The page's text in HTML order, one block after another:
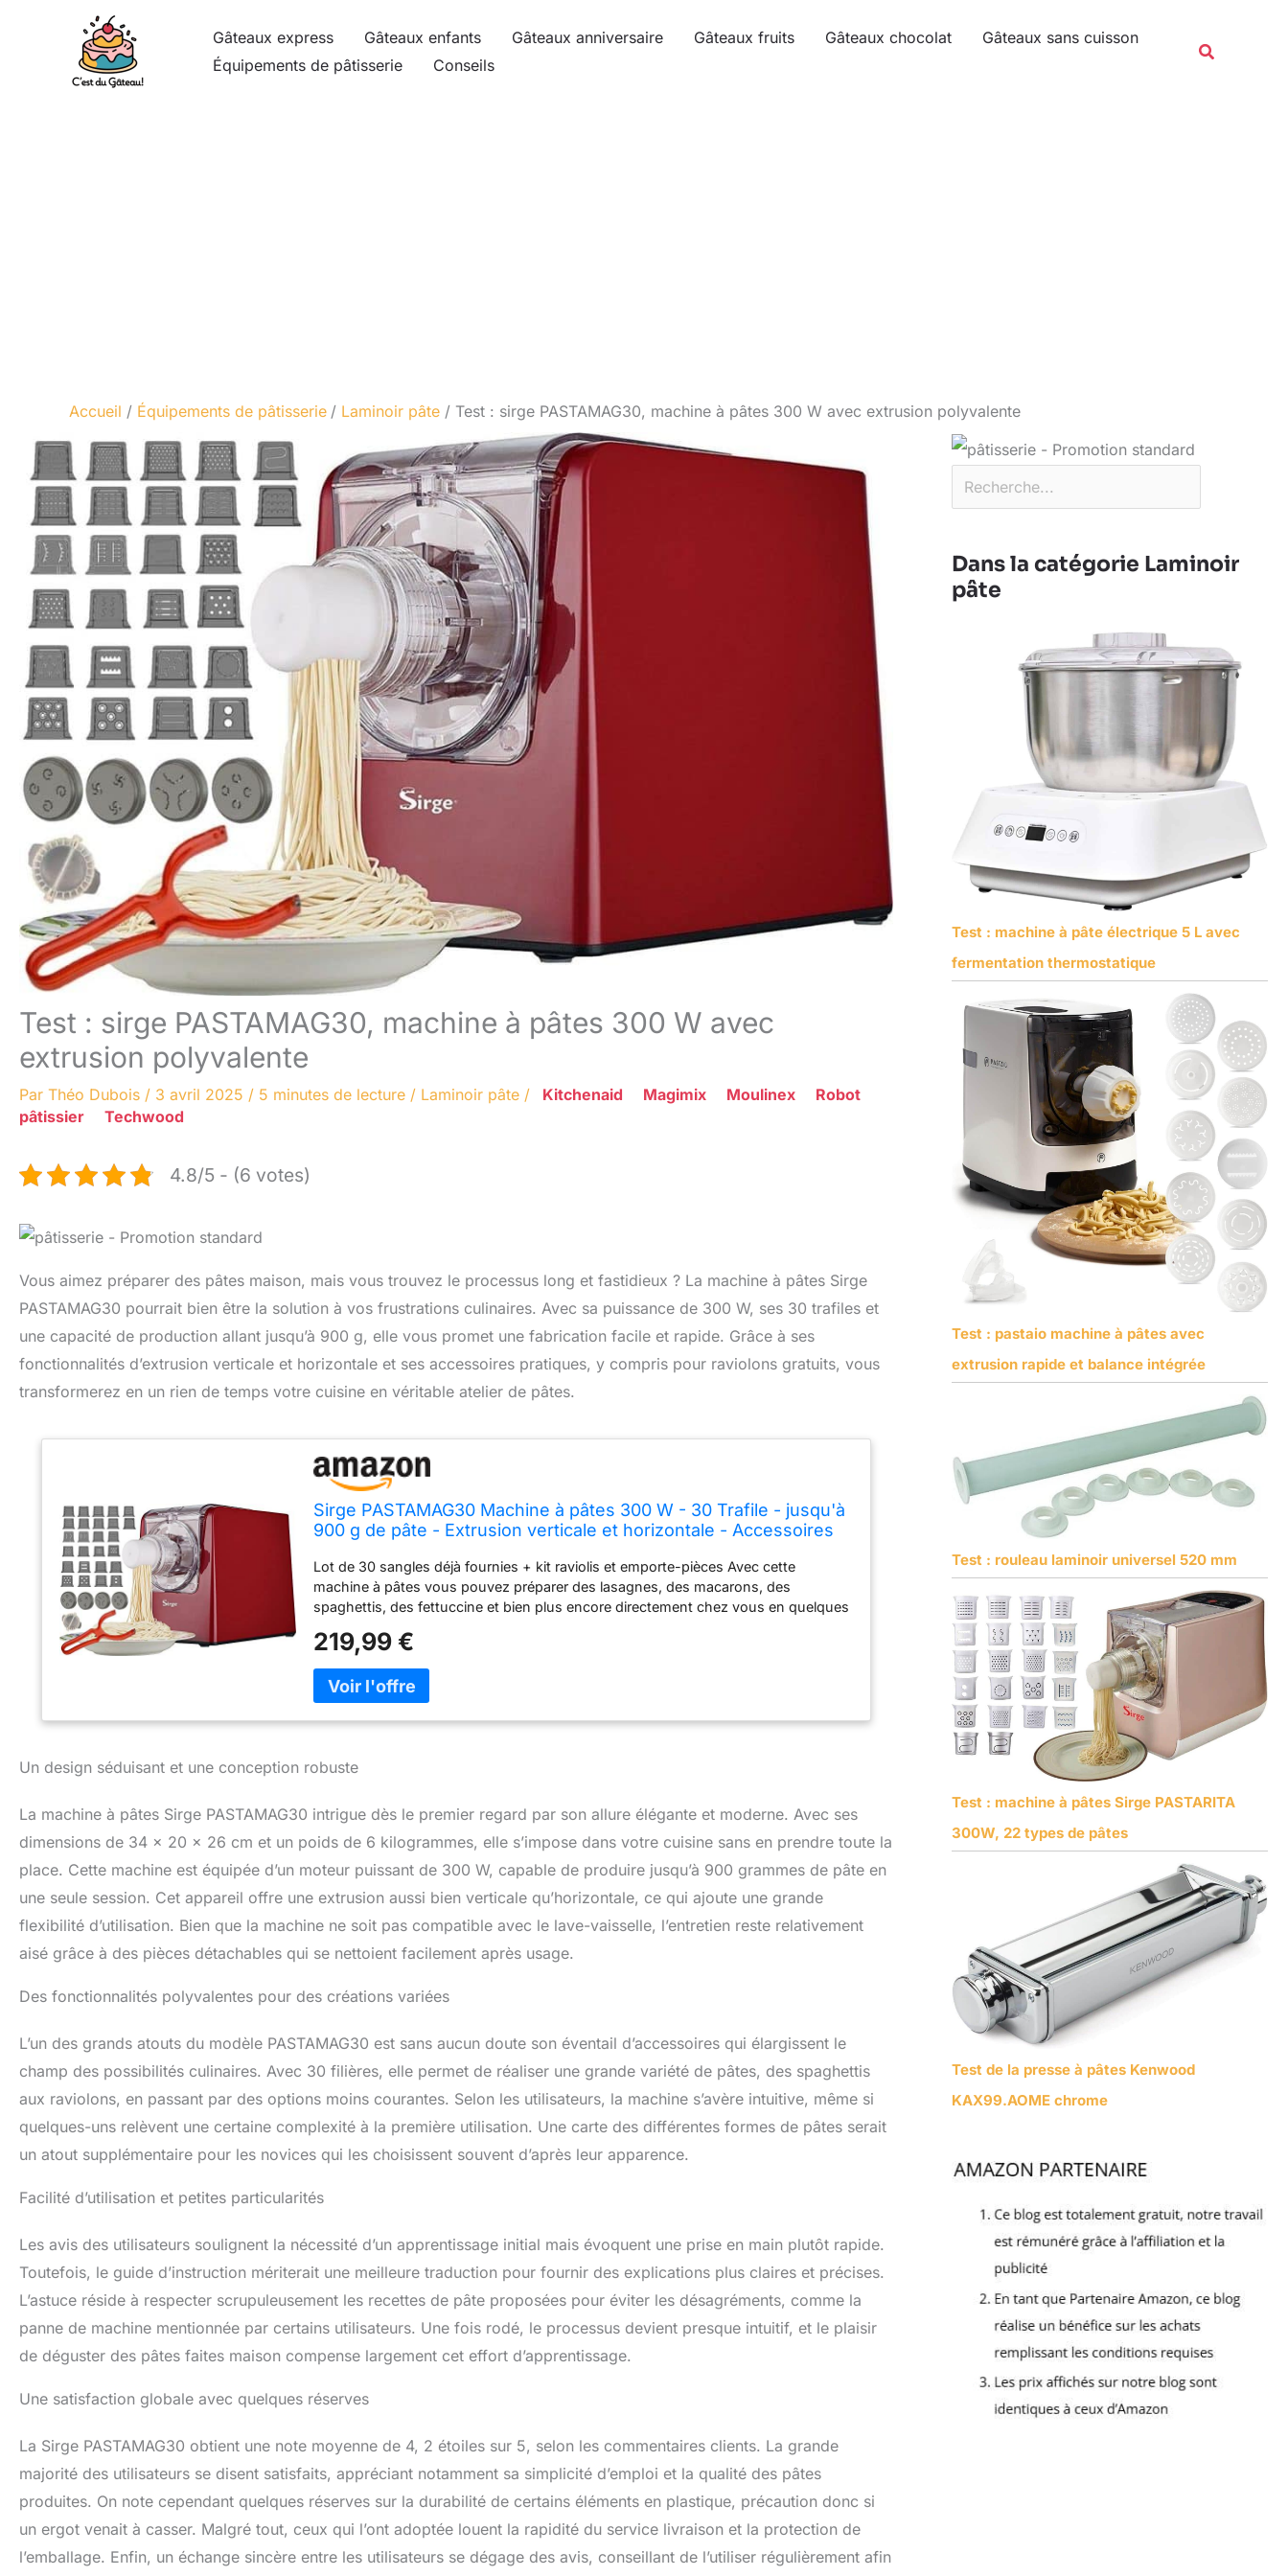
Gâteaux express Gâteaux enfants Gâteaux anniversaire Gâteaux fruits Gâteaux chocolat
Gâteaux sans cuisson
Équipements de pâtisserie
Conseils
Accueil Équipements de pâtisserie Laminoir pâte Test : sirge PASTAMAG30, machine à pâtes 300 W avec extrusion polyvalente
Test : sirge PASTAMAG30, machine à pâtes 300 W avec
extrusion polyvalente
Par Théo Dubois / 3 avril 2025 / 5 minutes de lecture / Laminoir pâte / Kitchenaid Magimix Moulinex
Robot
pâtissier
Techwood
4.8/5 - (6 votes)
Vous aimez préparer des pâtes maison, mais vous trouvez le processus long et fastidieux ? La machine à pâtes Sirge
PASTAMAG30 pourrait bien être la solution à vos frustrations culinaires. Avec sa puissance de 300 W, ses 30 trafiles et
une capacité de production allant jusqu’à 900 g, elle vous promet une fabrication facile et rapide. Grâce à ses
fonctionnalités d’extrusion verticale et horizontale et ses accessoires pratiques, y compris pour raviolons gratuits, vous
transformerez en un rien de temps votre cuisine en véritable atelier de pâtes.
Sirge PASTAMAG30 Machine à pâtes 300 W - 30 Trafile - jusqu'à
900 g de pâte - Extrusion verticale et horizontale - Accessoires
Lot de 30 sangles déjà fournies + kit raviolis et emporte-pièces Avec cette
machine à pâtes vous pouvez préparer des lasagnes, des macarons, des
spaghettis, des fettuccine et bien plus encore directement chez vous en quelques
La machine à pâtes automatique avec 30 compartiments (disques), pour 30 types
de pâtes fraîches même à l'œuf. Kit pour raviolis plats offerts L'unique numérique
et entièrement automatique avec une plus grande puissance et un faible bruit –
300 W. Un véritable robot qui crée votre pâte faite maison 100 % naturelle et avec
des ingrédients 100 % naturels. Choisissez une vie saine, choisissez le régime
pâtes... comme vous le souhaitez. Casquettes, Spaghetti, Spaghetti à la guitare,
Tagliatelle, Tagliatelle incurvée, Lasagne/Ravioli épaisseur 0,8 mm,
Lasagnes/Raviolis épais 1,1 mm, fusilli (pâte à étoile), casarecce, rayures, biscuits,
grissini, buatini, radiateurs, coquillages. gnocchi sarcelle. De pinces, passatelli,
fusilli revidi, tagliatelles larges, cavernicules, hélices, carapaces, chanphores
219,99 €
Un design séduisant et une conception robuste
La machine à pâtes Sirge PASTAMAG30 intrigue dès le premier regard par son allure élégante et moderne. Avec ses
dimensions de 34 x 20 x 26 cm et un poids de 6 kilogrammes, elle s’impose dans votre cuisine sans en prendre toute la
place. Cette machine est équipée d’un moteur puissant de 300 W, capable de produire jusqu’à 900 grammes de pâte en
une seule session. Cet appareil offre une extrusion aussi bien verticale qu’horizontale, ce qui ajoute une grande
flexibilité d’utilisation. Bien que la machine ne soit pas compatible avec le lave-vaisselle, l’entretien reste relativement
aisé grâce à des pièces détachables qui se nettoient facilement après usage.
Des fonctionnalités polyvalentes pour des créations variées
L’un des grands atouts du modèle PASTAMAG30 est sans aucun doute son éventail d’accessoires qui élargissent le
champ des possibilités culinaires. Avec 30 filières, elle permet de réaliser une grande variété de pâtes, des spaghettis
aux raviolons, en passant par des options moins courantes. Selon les utilisateurs, la machine s’avère intuitive, même si
quelques-uns relèvent une certaine complexité à la première utilisation. Une carte des différentes formes de pâtes serait
un atout supplémentaire pour les novices qui les choisissent souvent d’après leur apparence.
Facilité d’utilisation et petites particularités
Les avis des utilisateurs soulignent la nécessité d’un apprentissage initial mais évoquent une prise en main plutôt rapide.
Toutefois, le guide d’instruction mériterait une meilleure traduction pour fournir des explications plus claires et précises.
L’astuce réside à respecter scrupuleusement les recettes de pâte proposées pour éviter les désagréments, comme la
panne de machine mentionnée par certains utilisateurs. Une fois rodé, le processus devient presque intuitif, et le plaisir
de déguster des pâtes faites maison compense largement cet effort d’apprentissage.
Une satisfaction globale avec quelques réserves
La Sirge PASTAMAG30 obtient une note moyenne de 4, 2 étoiles sur 5, selon les commentaires clients. La grande
majorité des utilisateurs se disent satisfaits, appréciant notamment sa simplicité d’emploi et la qualité des pâtes
produites. On note cependant quelques réserves sur la durabilité de certains éléments en plastique, précaution donc si
un ergot venait à casser. Malgré tout, ceux qui l’ont adoptée louent la rapidité du service livraison et la protection de
l’emballage. Enfin, un échange sincère entre les utilisateurs se dégage des avis, conseillant de l’utiliser régulièrement afin
Dans la catégorie Laminoir
pâte
Test : machine à pâte électrique 5 L avec
fermentation thermostatique
Test : pastaio machine à pâtes avec
extrusion rapide et balance intégrée
Test : rouleau laminoir universel 520 mm
Test : machine à pâtes Sirge PASTARITA
300W, 22 types de pâtes
Test de la presse à pâtes Kenwood
KAX99.AOME chrome